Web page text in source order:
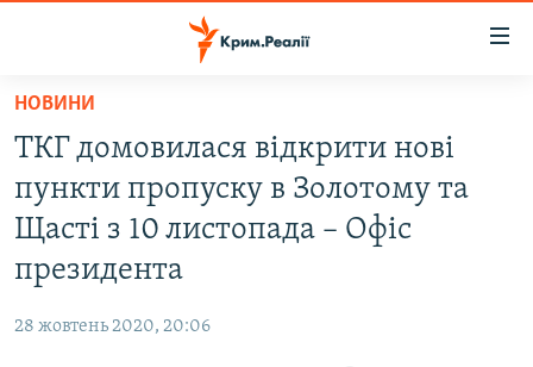
Перейти
основного
матеріалу
Перейти
до
основної
Перейти
ВОДА.КРИМ
ВІДЕО ТА ФОТО
НОВИНИ
ТКГ домовилася відкрити нові
пункти пропуску в Золотому та
Щасті з 10 листопада – Офіс
президента
28 жовтень 2020, 20:06